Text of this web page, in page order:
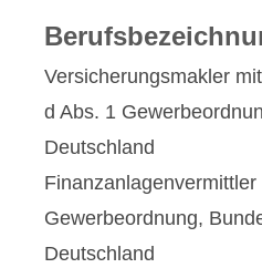
Ver­sicherungs­makler
d Abs. 1
Deutschland
Gewerbeordnung,
Deutschland